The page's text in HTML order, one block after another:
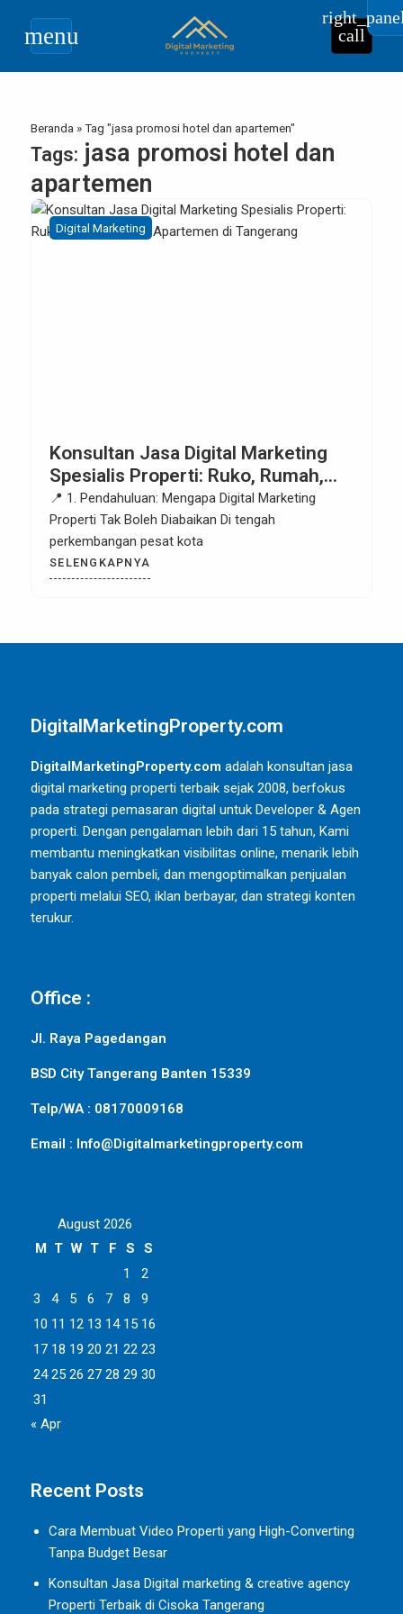
menu call
Beranda »Tag "jasa promosi hotel dan apartemen"
Tags: jasa promosi hotel dan
apartemen
Digital Marketing
Konsultan Jasa Digital Marketing
Spesialis Properti: Ruko, Rumah,
Hotel, Apartemen di Tangerang
📍 1. Pendahuluan: Mengapa Digital Marketing
Properti Tak Boleh Diabaikan Di tengah
perkembangan pesat kota
SELENGKAPNYA
DigitalMarketingProperty.com
DigitalMarketingProperty.com adalah konsultan jasa
digital marketing properti terbaik sejak 2008, berfokus
pada strategi pemasaran digital untuk Developer & Agen
properti. Dengan pengalaman lebih dari 15 tahun, Kami
membantu meningkatkan visibilitas online, menarik lebih
banyak calon pembeli, dan mengoptimalkan penjualan
properti melalui SEO, iklan berbayar, dan strategi konten
terukur.
Office :
Jl. Raya Pagedangan
BSD City Tangerang Banten 15339
Telp/WA : 08170009168
Email : Info@Digitalmarketingproperty.com
August 2026
M T W T F S
S
1
2
3
4 5 6 7 8
9
10 11 12 13 14 15 16
17 18 19 20 21 22 23
24 25 26 27 28 29 30
31
« Apr
Recent Posts
Cara Membuat Video Properti yang High-Converting
Tanpa Budget Besar
Konsultan Jasa Digital marketing & creative agency
Properti Terbaik di Cisoka Tangerang